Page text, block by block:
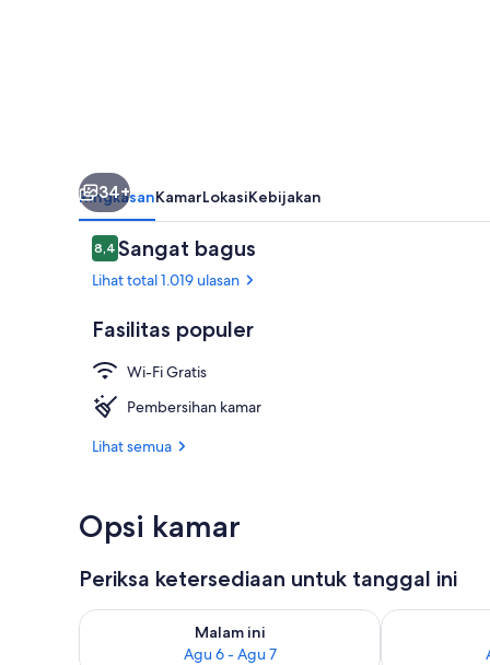
34+
RingkasanKamarLokasiKebijakan
Ulasan
8,48,4 dari 10
Sangat bagus
Lihat total 1.019 ulasan
Fasilitas populer
Wi-Fi Gratis
Pembersihan kamar
Lihat semua
Opsi kamar
Periksa ketersediaan untuk tanggal ini
Malam ini
Agu 6 - Agu 7
Periksa ketersediaan untuk malam ini Agu 6 - Agu 7
Periksa